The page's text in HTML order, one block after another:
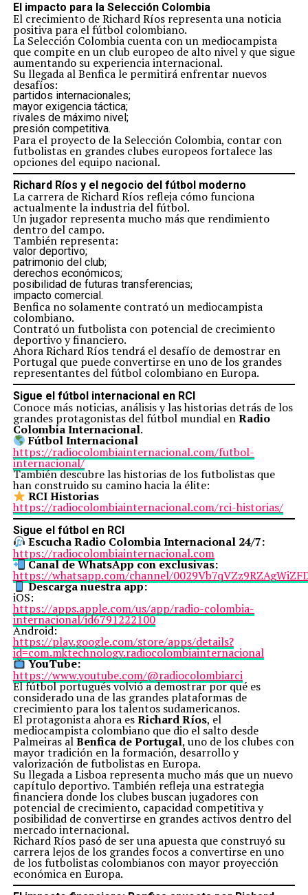
El impacto para la Selección Colombia
El crecimiento de Richard Ríos representa una noticia
positiva para el fútbol colombiano.
La Selección Colombia cuenta con un mediocampista
que compite en un club europeo de alto nivel y que sigue
aumentando su experiencia internacional.
Su llegada al Benfica le permitirá enfrentar nuevos
desafíos:
partidos internacionales;
mayor exigencia táctica;
rivales de máximo nivel;
presión competitiva.
Para el proyecto de la Selección Colombia, contar con
futbolistas en grandes clubes europeos fortalece las
opciones del equipo nacional.
Richard Ríos y el negocio del fútbol moderno
La carrera de Richard Ríos refleja cómo funciona
actualmente la industria del fútbol.
Un jugador representa mucho más que rendimiento
dentro del campo.
También representa:
valor deportivo;
patrimonio del club;
derechos económicos;
posibilidad de futuras transferencias;
impacto comercial.
Benfica no solamente contrató un mediocampista
colombiano.
Contrató un futbolista con potencial de crecimiento
deportivo y financiero.
Ahora Richard Ríos tendrá el desafío de demostrar en
Portugal que puede convertirse en uno de los grandes
representantes del fútbol colombiano en Europa.
Sigue el fútbol internacional en RCI
Conoce más noticias, análisis y las historias detrás de los
grandes protagonistas del fútbol mundial enRadio
Colombia Internacional.
Fútbol Internacional
https://radiocolombiainternacional.com/futbol-
internacional/
También descubre las historias de los futbolistas que
han construido su camino hacia la élite:
RCI Historias
https://radiocolombiainternacional.com/rci-historias/
Sigue el fútbol en RCI
Escucha Radio Colombia Internacional 24/7:
https://radiocolombiainternacional.com
Canal de WhatsApp con exclusivas:
https://whatsapp.com/channel/
Descarga nuestra app:
iOS:
https://apps.apple.com/us/app/radio-colombia-
internacional/id6791222100
Android:
https://play.google.com/store/apps/details?
id=com.mktechnology.radiocolombiainternacional
YouTube:
https://www.youtube.com/@radiocolombiarci
El fútbol portugués volvió a demostrar por qué es
considerado una de las grandes plataformas de
crecimiento para los talentos sudamericanos.
El protagonista ahora esRichard Ríos, el
mediocampista colombiano que dio el salto desde
Palmeiras alBenfica de Portugal, uno de los clubes con
mayor tradición en la formación, desarrollo y
valorización de futbolistas en Europa.
Su llegada a Lisboa representa mucho más que un nuevo
capítulo deportivo. También refleja una estrategia
financiera donde los clubes buscan jugadores con
potencial de crecimiento, capacidad competitiva y
posibilidad de convertirse en grandes activos dentro del
mercado internacional.
Richard Ríos pasó de ser una apuesta que construyó su
carrera lejos de los grandes focos a convertirse en uno
de los futbolistas colombianos con mayor proyección
económica en Europa.